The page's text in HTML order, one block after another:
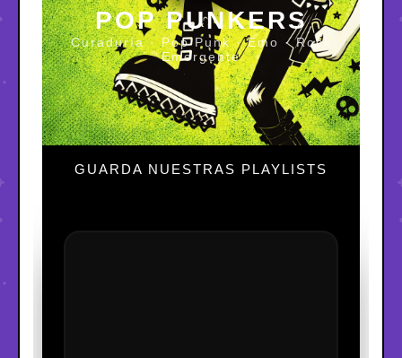
POP PUNKERS
Curaduría · Pop Punk · Emo · Rock
Emergente
GUARDA NUESTRAS PLAYLISTS